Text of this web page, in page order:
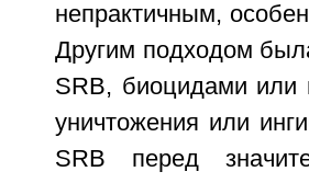
непрактичным,
Другим подходом
SRB, биоцидами или
уничтожения или
SRB перед